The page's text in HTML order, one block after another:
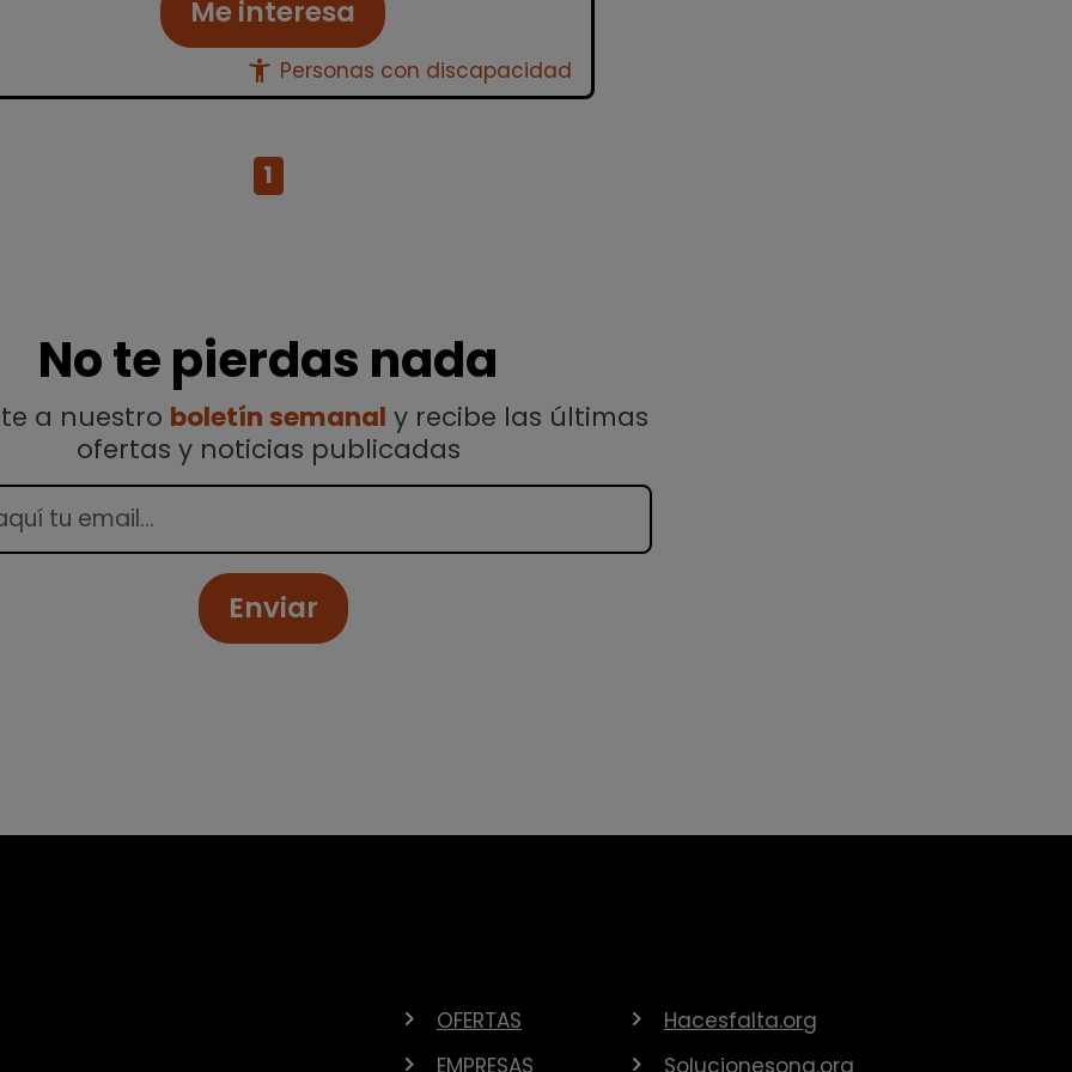
Me interesa
accessibility_new Personas con discapacidad
1
No te pierdas nada
a nuestro boletín semanal y recibe las últimas
ofertas y noticias publicadas
Enviar
OFERTAS
Hacesfalta.org